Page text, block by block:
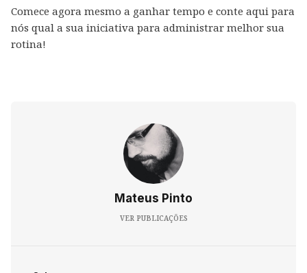
Comece agora mesmo a ganhar tempo e conte aqui para
nós qual a sua iniciativa para administrar melhor sua
rotina!
Mateus Pinto
VER PUBLICAÇÕES